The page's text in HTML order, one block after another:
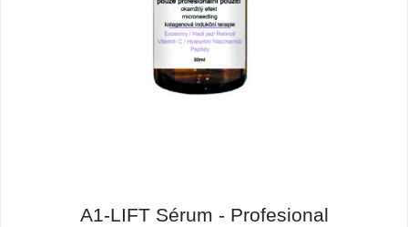
A1-LIFT Sérum - Profesional